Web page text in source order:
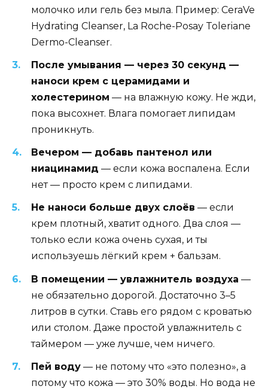
молочко или гель без мыла. Пример: CeraVe
Hydrating Cleanser, La Roche-Posay Toleriane
Dermo-Cleanser.
После умывания — через 30 секунд —
наноси крем с церамидами и
холестерином — на влажную кожу. Не жди,
пока высохнет. Влага помогает липидам
проникнуть.
Вечером — добавь пантенол или
ниацинамид — если кожа воспалена. Если
нет — просто крем с липидами.
Не наноси больше двух слоёв — если
крем плотный, хватит одного. Два слоя —
только если кожа очень сухая, и ты
используешь лёгкий крем + бальзам.
В помещении — увлажнитель воздуха —
не обязательно дорогой. Достаточно 3–5
литров в сутки. Ставь его рядом с кроватью
или столом. Даже простой увлажнитель с
таймером — уже лучше, чем ничего.
Пей воду — не потому что «это полезно», а
потому что кожа — это 30% воды. Но вода не